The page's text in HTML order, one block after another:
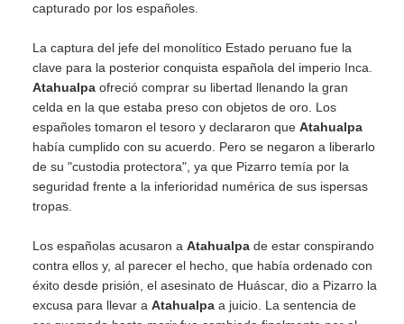
capturado por los españoles.
La captura del jefe del monolítico Estado peruano fue la
clave para la posterior conquista española del imperio Inca.
Atahualpa ofreció comprar su libertad llenando la gran
celda en la que estaba preso con objetos de oro. Los
españoles tomaron el tesoro y declararon que Atahualpa
había cumplido con su acuerdo. Pero se negaron a liberarlo
de su "custodia protectora", ya que Pizarro temía por la
seguridad frente a la inferioridad numérica de sus ispersas
tropas.
Los españolas acusaron a Atahualpa de estar conspirando
contra ellos y, al parecer el hecho, que había ordenado con
éxito desde prisión, el asesinato de Huáscar, dio a Pizarro la
excusa para llevar a Atahualpa a juicio. La sentencia de